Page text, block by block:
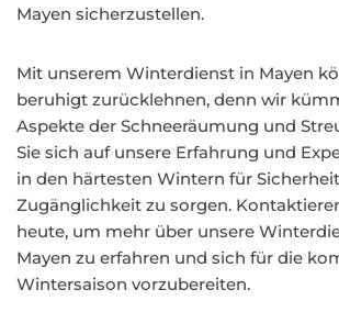
Mayen sicherzustellen.
Mit unserem Winterdienst in Mayen
beruhigt zurücklehnen, denn wir
Aspekte der Schneeräumung und
Sie sich auf unsere Erfahrung und
in den härtesten Wintern für
Zugänglichkeit zu sorgen.
heute, um mehr über unsere
Mayen zu erfahren und sich für die
Wintersaison vorzubereiten.